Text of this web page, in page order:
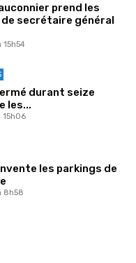
prend les
secrétaire général
durant seize
les...
15h06
les parkings de
8h58